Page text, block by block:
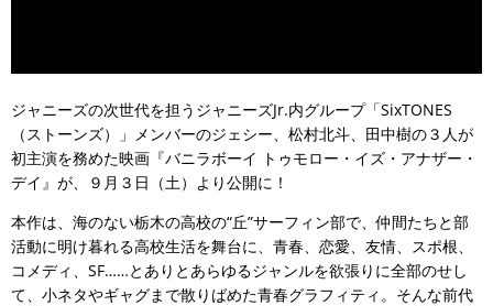
ジャニーズの次世代を担うジャニーズJr.内グループ「SixTONES
（ストーンズ）」メンバーのジェシー、松村北斗、田中樹の３人が
初主演を務めた映画『バニラボーイ トゥモロー・イズ・アナザー・
デイ』が、９月３日（土）より公開に！
本作は、海のない栃木の高校の“丘”サーフィン部で、仲間たちと部
活動に明け暮れる高校生活を舞台に、青春、恋愛、友情、スポ根、
コメディ、SF……とありとあらゆるジャンルを欲張りに全部のせし
て、小ネタやギャグまで散りばめた青春グラフィティ。そんな前代